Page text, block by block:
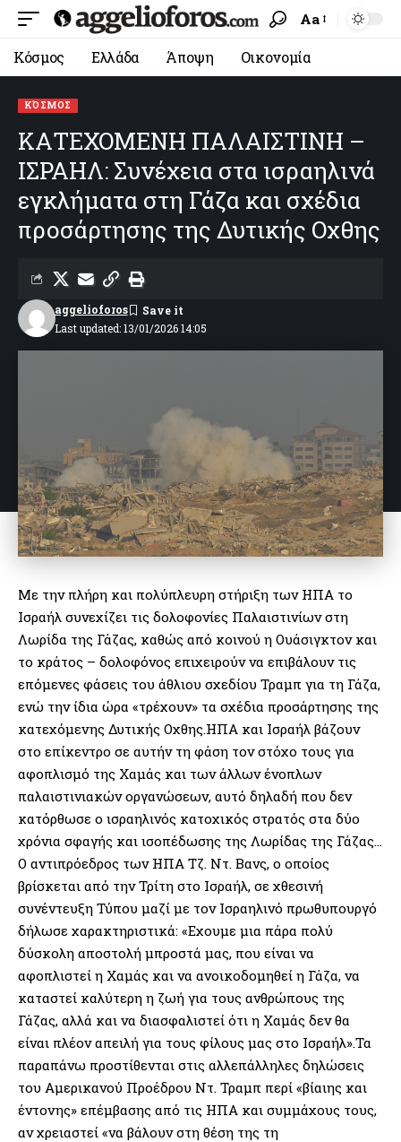
Aa
Κόσμος Ελλάδα Άποψη Οικονομία
ΚΌΣΜΟΣ
ΚΑΤΕΧΟΜΕΝΗ ΠΑΛΑΙΣΤΙΝΗ –
ΙΣΡΑΗΛ: Συνέχεια στα ισραηλινά
εγκλήματα στη Γάζα και σχέδια
προσάρτησης της Δυτικής Οχθης
Last updated: 13/01/2026 14:05
aggelioforos
Με την πλήρη και πολύπλευρη στήριξη των ΗΠΑ το
Ισραήλ συνεχίζει τις δολοφονίες Παλαιστινίων στη
Λωρίδα της Γάζας, καθώς από κοινού η Ουάσιγκτον και
το κράτος – δολοφόνος επιχειρούν να επιβάλουν τις
επόμενες φάσεις του άθλιου σχεδίου Τραμπ για τη Γάζα,
ενώ την ίδια ώρα «τρέχουν» τα σχέδια προσάρτησης της
κατεχόμενης Δυτικής Οχθης.ΗΠΑ και Ισραήλ βάζουν
στο επίκεντρο σε αυτήν τη φάση τον στόχο τους για
αφοπλισμό της Χαμάς και των άλλων ένοπλων
παλαιστινιακών οργανώσεων, αυτό δηλαδή που δεν
κατόρθωσε ο ισραηλινός κατοχικός στρατός στα δύο
χρόνια σφαγής και ισοπέδωσης της Λωρίδας της Γάζας…
Ο αντιπρόεδρος των ΗΠΑ Τζ. Ντ. Βανς, ο οποίος
βρίσκεται από την Τρίτη στο Ισραήλ, σε χθεσινή
συνέντευξη Τύπου μαζί με τον Ισραηλινό πρωθυπουργό
δήλωσε χαρακτηριστικά: «Εχουμε μια πάρα πολύ
δύσκολη αποστολή μπροστά μας, που είναι να
αφοπλιστεί η Χαμάς και να ανοικοδομηθεί η Γάζα, να
καταστεί καλύτερη η ζωή για τους ανθρώπους της
Γάζας, αλλά και να διασφαλιστεί ότι η Χαμάς δεν θα
είναι πλέον απειλή για τους φίλους μας στο Ισραήλ».Τα
παραπάνω προστίθενται στις αλλεπάλληλες δηλώσεις
του Αμερικανού Προέδρου Ντ. Τραμπ περί «βίαιης και
έντονης» επέμβασης από τις ΗΠΑ και συμμάχους τους,
αν χρειαστεί «να βάλουν στη θέση της τη